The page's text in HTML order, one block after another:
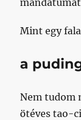
Mint egy
a
Nem tudom
ötéves tao-